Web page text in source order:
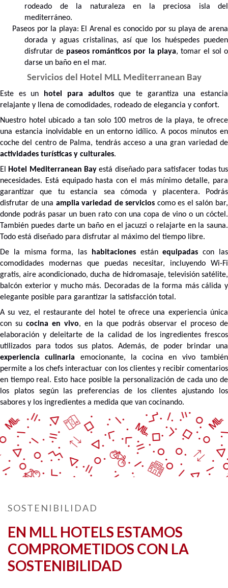
rodeado de la naturaleza en la preciosa isla del
mediterráneo.
Paseos por la playa: El Arenal es conocido por su playa de arena
dorada y aguas cristalinas, así que los huéspedes pueden
disfrutar de paseos románticos por la playa, tomar el sol o
darse un baño en el mar.
Servicios del Hotel MLL Mediterranean Bay
Este es un hotel para adultosque te garantiza una estancia
relajante y llena de comodidades, rodeado de elegancia y confort.
Nuestro hotel ubicado a tan solo 100 metros de la playa, te ofrece
una estancia inolvidable en un entorno idílico. A pocos minutos en
coche del centro de Palma, tendrás acceso a una gran variedad de
actividades turísticas y culturales.
El
Hotel Mediterranean Bay está diseñado para satisfacer todas tus
necesidades. Está equipado hasta con el más mínimo detalle, para
garantizar que tu estancia sea cómoda y placentera. Podrás
disfrutar de una amplia variedad de servicios como es el salón bar,
donde podrás pasar un buen rato con una copa de vino o un cóctel.
También puedes darte un baño en el jacuzzi o relajarte en la sauna.
Todo está diseñado para disfrutar al máximo del tiempo libre.
De la misma forma, las
habitaciones estánequipadas con las
comodidades modernas que puedas necesitar, incluyendo Wi-Fi
gratis, aire acondicionado, ducha de hidromasaje, televisión satélite,
balcón exterior y mucho más. Decoradas de la forma más cálida y
elegante posible para garantizar la satisfacción total.
A su vez, el restaurante del hotel te ofrece una experiencia única
con sucocina en vivo, en la que podrás observar el proceso de
elaboración y deleitarte de la calidad de los ingredientes frescos
utilizados para todos sus platos. Además, de poder brindar una
experiencia culinaria emocionante, la cocina en vivo también
permite a los chefs interactuar con los clientes y recibir comentarios
en tiempo real. Esto hace posible la personalización de cada uno de
los platos según las preferencias de los clientes ajustando los
sabores y los ingredientes a medida que van cocinando.
SOSTENIBILIDAD
EN MLL HOTELS ESTAMOS
COMPROMETIDOS CON LA
SOSTENIBILIDAD